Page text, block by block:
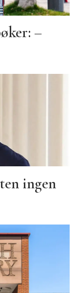
–
ingen